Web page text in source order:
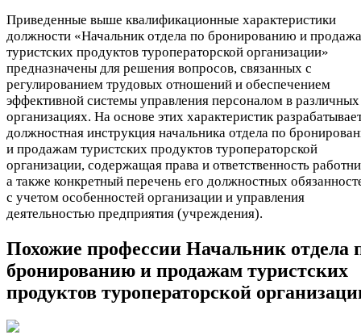
Приведенные выше квалификационные характеристики
должности «Начальник отдела по бронированию и
туристских продуктов туроператорской организации»
предназначены для решения вопросов, связанных с
регулированием трудовых отношений и обеспечением
эффективной системы управления персоналом в различных
организациях. На основе этих характеристик
должностная инструкция начальника отдела по
и продажам туристских продуктов туроператорской
организации, содержащая права и ответственность
а также конкретный перечень его должностных
с учетом особенностей организации и управления
деятельностью предприятия (учреждения).
Похожие профессии Начальник отдела
бронированию и продажам туристских
продуктов туроператорской